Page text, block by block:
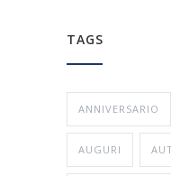
TAGS
ANNIVERSARIO
AUGURI